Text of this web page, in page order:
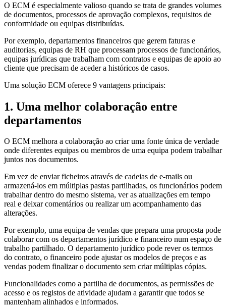
O ECM é especialmente valioso quando se trata de grandes volumes
de documentos, processos de aprovação complexos, requisitos de
conformidade ou equipas distribuídas.
Por exemplo, departamentos financeiros que gerem faturas e
auditorias, equipas de RH que processam processos de funcionários,
equipas jurídicas que trabalham com contratos e equipas de apoio ao
cliente que precisam de aceder a históricos de casos.
Uma solução ECM oferece 9 vantagens principais:
1. Uma melhor colaboração entre
departamentos
O ECM melhora a colaboração ao criar uma fonte única de verdade
onde diferentes equipas ou membros de uma equipa podem trabalhar
juntos nos documentos.
Em vez de enviar ficheiros através de cadeias de e-mails ou
armazená-los em múltiplas pastas partilhadas, os funcionários podem
trabalhar dentro do mesmo sistema, ver as atualizações em tempo
real e deixar comentários ou realizar um acompanhamento das
alterações.
Por exemplo, uma equipa de vendas que prepara uma proposta pode
colaborar com os departamentos jurídico e financeiro num espaço de
trabalho partilhado. O departamento jurídico pode rever os termos
do contrato, o financeiro pode ajustar os modelos de preços e as
vendas podem finalizar o documento sem criar múltiplas cópias.
Funcionalidades como a partilha de documentos, as permissões de
acesso e os registos de atividade ajudam a garantir que todos se
mantenham alinhados e informados.